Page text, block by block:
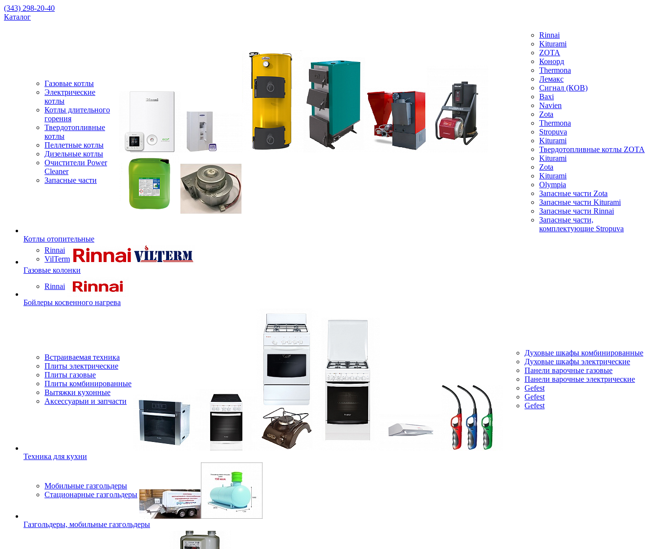
(343) 298-20-40
Каталог
Газовые котлы
Электрические
котлы
Котлы длительного
горения
Твердотопливные
котлы
Пеллетные котлы
Дизельные котлы
Очистители Power
Cleaner
Запасные части
Rinnai
Kiturami
ZOTA
Конорд
Thermona
Лемакс
Сигнал (КОВ)
Baxi
Navien
Zota
Thermona
Stropuva
Kiturami
Твердотопливные котлы ZOTA
Kiturami
Zota
Kiturami
Olympia
Запасные части Zota
Запасные части Kiturami
Запасные части Rinnai
Запасные части,
комплектующие Stropuva
Котлы отопительные
Rinnai
VilTerm
Газовые колонки
Rinnai
Бойлеры косвенного нагрева
Встраиваемая техника
Плиты электрические
Плиты газовые
Плиты комбинированные
Вытяжки кухонные
Аксессуарыи и запчасти
Духовые шкафы комбинированные
Духовые шкафы электрические
Панели варочные газовые
Панели варочные электрические
Gefest
Gefest
Gefest
Техника для кухни
Мобильные газгольдеры
Стационарные газгольдеры
Газгольдеры, мобильные газгольдеры